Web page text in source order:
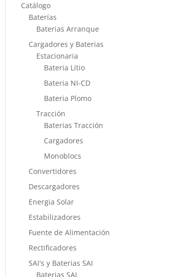
Catálogo
Baterías
Baterias Arranque
Cargadores y Baterias
Estacionaria
Bateria Litio
Bateria NI-CD
Bateria Plomo
Tracción
Baterias Tracción
Cargadores
Monoblocs
Convertidores
Descargadores
Energia Solar
Estabilizadores
Fuente de Alimentación
Rectificadores
SAI's y Baterias SAI
Baterias SAI